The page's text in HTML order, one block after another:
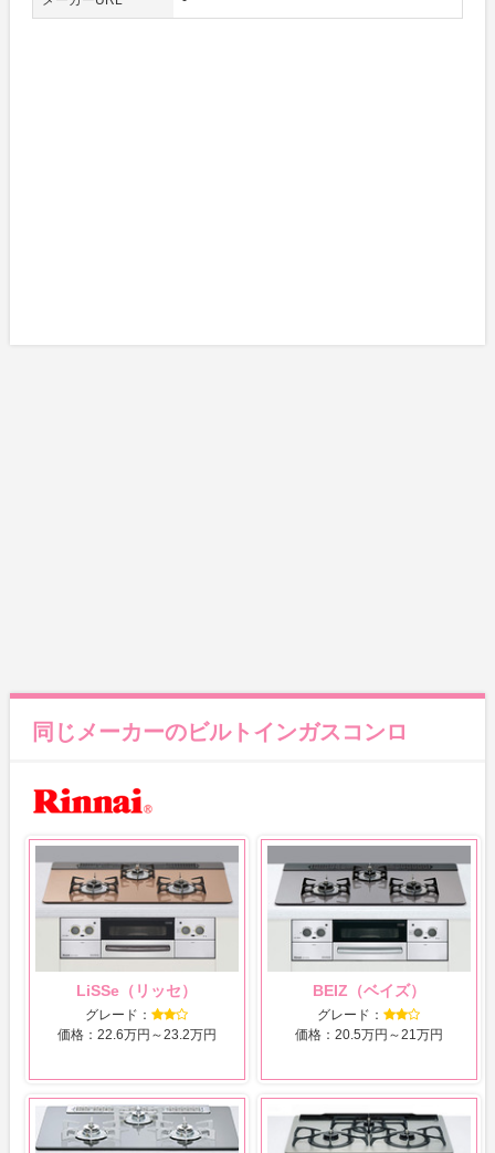
同じメーカーのビルトインガスコンロ
LiSSe（リッセ）
グレード：
価格：22.6万円～23.2万円
BEIZ（ベイズ）
グレード：
価格：20.5万円～21万円